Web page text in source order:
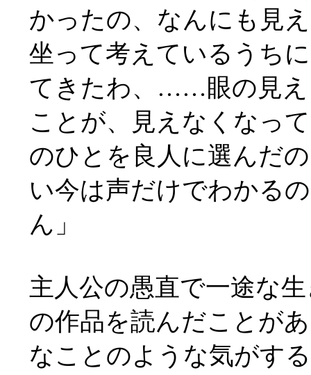
かったの、なんにも見
坐って考えているうち
てきたわ、……眼の見え
ことが、見えなくなっ
のひとを良人に選んだ
い今は声だけでわかる
ん」
主人公の愚直で一途な
の作品を読んだことが
なことのような気がす